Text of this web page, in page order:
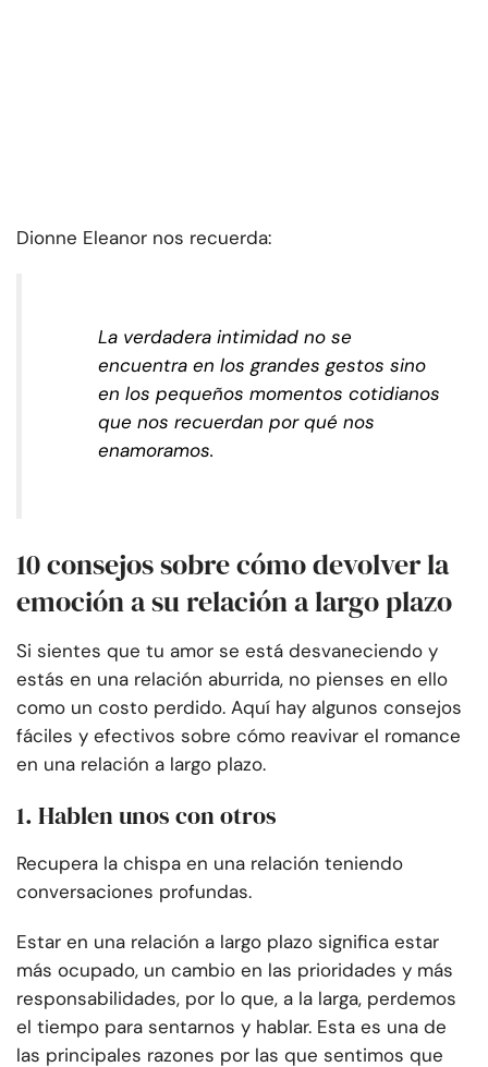
Dionne Eleanor nos recuerda:
La verdadera intimidad no se
encuentra en los grandes gestos sino
en los pequeños momentos cotidianos
que nos recuerdan por qué nos
enamoramos.
10 consejos sobre cómo devolver la
emoción a su relación a largo plazo
Si sientes que tu amor se está desvaneciendo y
estás en una relación aburrida, no pienses en ello
como un costo perdido. Aquí hay algunos consejos
fáciles y efectivos sobre cómo reavivar el romance
en una relación a largo plazo.
1. Hablen unos con otros
Recupera la chispa en una relación teniendo
conversaciones profundas.
Estar en una relación a largo plazo significa estar
más ocupado, un cambio en las prioridades y más
responsabilidades, por lo que, a la larga, perdemos
el tiempo para sentarnos y hablar. Esta es una de
las principales razones por las que sentimos que